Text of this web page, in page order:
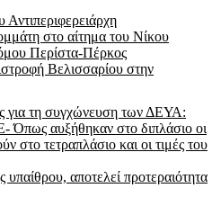
στο αίτημα του Νίκου
Περίστα-Πέρκος
Βελισσαρίου στην
για τη συγχώνευση των ΔΕΥΑ:
αυξήθηκαν στο διπλάσιο οι
στο τετραπλάσιο και οι τιμές του
αποτελεί προτεραιότητα